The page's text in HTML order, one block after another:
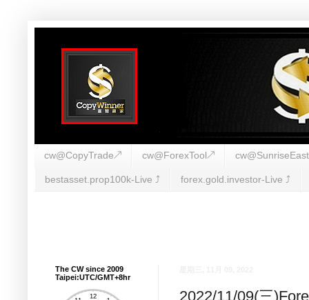
cw@CopyTrade↗ cw@ForexTool↗
bestasset.prop100k-Live ⤴︎ forex.gold.investor-Live ⤴︎
2022/11/09(三
The CW since 2009
Taipei:UTC/GMT+8hr